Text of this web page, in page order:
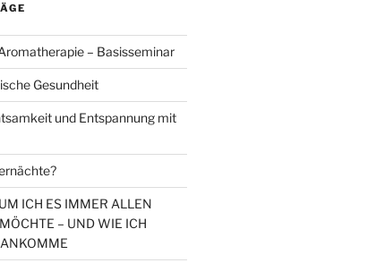
– Basisseminar
Gesundheit
und Entspannung mit
ICH ES IMMER ALLEN
– UND WIE ICH